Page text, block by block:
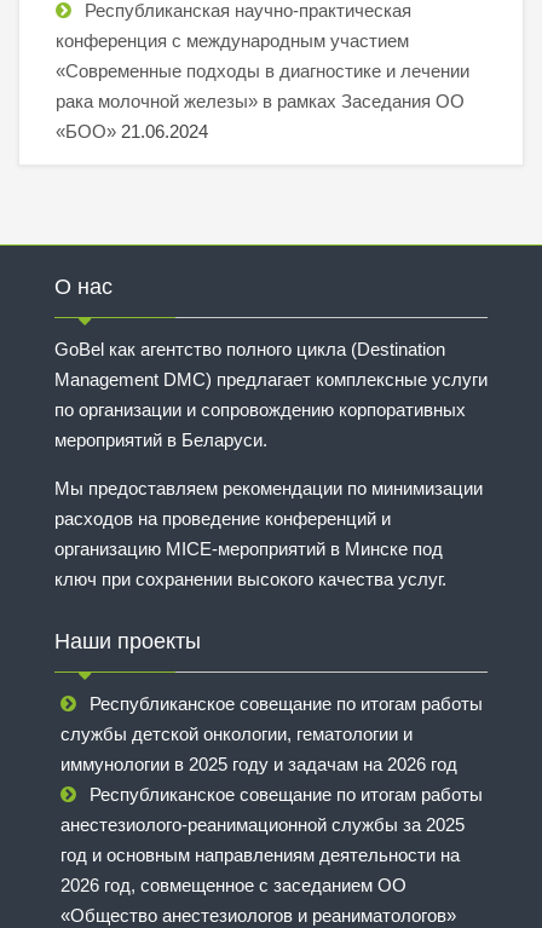
Республиканская научно-практическая
конференция с международным участием
«Современные подходы в диагностике и лечении
рака молочной железы» в рамках Заседания ОО
«БОО» 21.06.2024
О нас
GoBel как агентство полного цикла (Destination
Management DMC) предлагает комплексные услуги
по организации и сопровождению корпоративных
мероприятий в Беларуси.
Мы предоставляем рекомендации по минимизации
расходов на проведение конференций и
организацию MICE-мероприятий в Минске под
ключ при сохранении высокого качества услуг.
Наши проекты
Республиканское совещание по итогам работы
службы детской онкологии, гематологии и
иммунологии в 2025 году и задачам на 2026 год
Республиканское совещание по итогам работы
анестезиолого-реанимационной службы за 2025
год и основным направлениям деятельности на
2026 год, совмещенное с заседанием ОО
«Общество анестезиологов и реаниматологов»